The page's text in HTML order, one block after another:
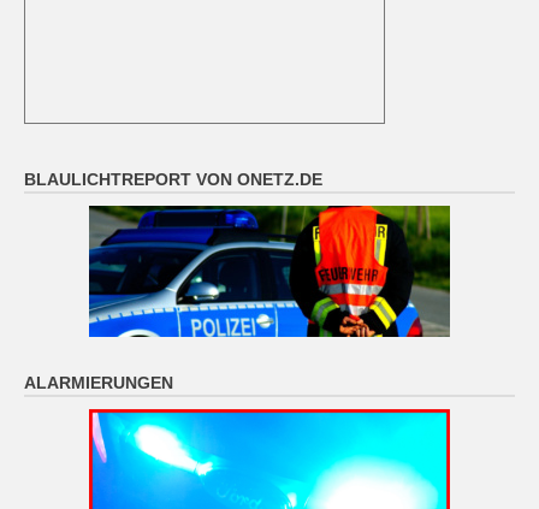
BLAULICHTREPORT VON ONETZ.DE
ALARMIERUNGEN